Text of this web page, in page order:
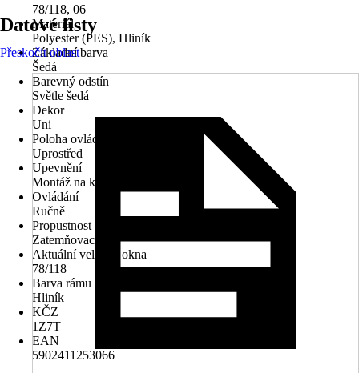
78/118, 06
Materiál
Polyester (PES), Hliník
Základní barva
Šedá
Barevný odstín
Světle šedá
Dekor
Uni
Poloha ovládacího mechanismu
Uprostřed
Upevnění
Montáž na křídlo
Ovládání
Ručně
Propustnost světla
Zatemňovací
Aktuální velikost okna
78/118
Barva rámu
Hliník
KČZ
1Z7T
EAN
5902411253066
Datové listy
Přeskočit oblast